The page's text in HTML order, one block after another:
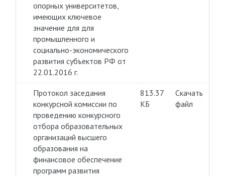
опорных университетов,
имеющих ключевое
значение для для
промышленного и
социально-экономического
развития субъектов РФ от
22.01.2016 г.
Протокол заседания
конкурсной комиссии по
проведению конкурсного
отбора образовательных
организаций высшего
образования на
финансовое обеспечение
программ развития
813.37
КБ
Скачать
файл